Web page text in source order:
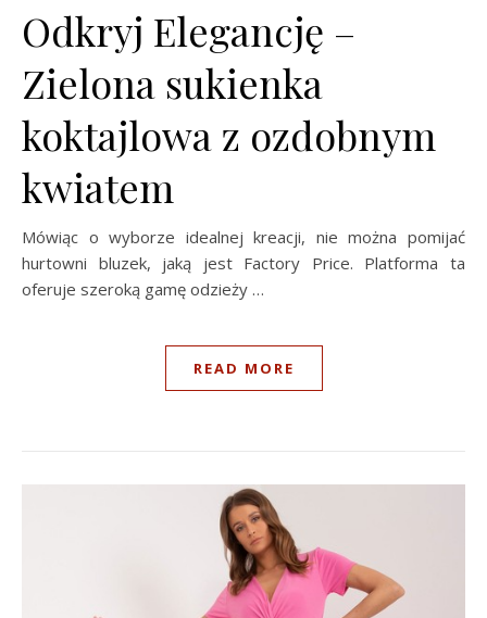
Odkryj Elegancję –
Zielona sukienka
koktajlowa z ozdobnym
kwiatem
Mówiąc o wyborze idealnej kreacji, nie można pomijać
hurtowni bluzek, jaką jest Factory Price. Platforma ta
oferuje szeroką gamę odzieży …
READ MORE